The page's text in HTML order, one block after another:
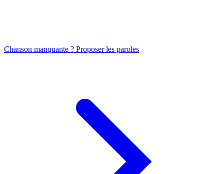
Chanson manquante ? Proposer les paroles